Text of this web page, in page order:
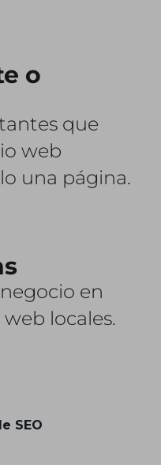
o
que
web
una página.
en
locales.
SEO